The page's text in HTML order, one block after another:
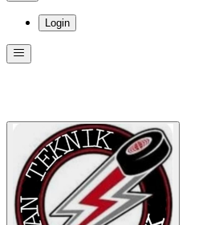
Login
Menu ini berisi navigasi untuk